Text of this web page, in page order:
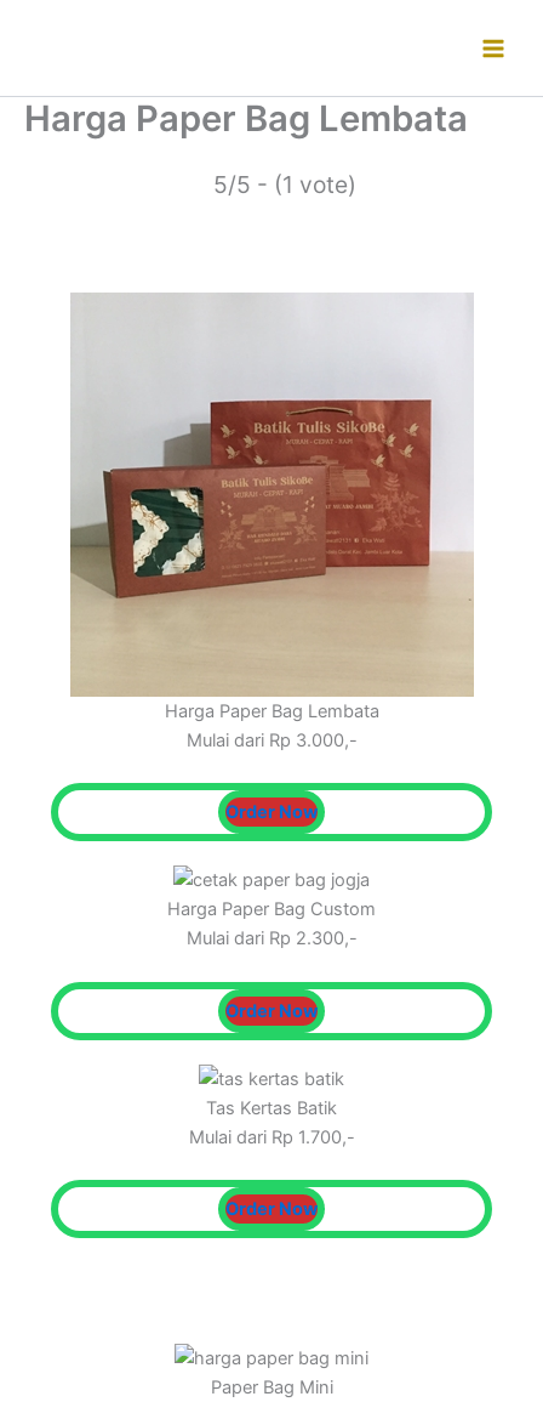
Harga Paper Bag Lembata
5/5 - (1 vote)
Harga Paper Bag Lembata
Mulai dari Rp 3.000,-
Order Now
Harga Paper Bag Custom
Mulai dari Rp 2.300,-
Order Now
Tas Kertas Batik
Mulai dari Rp 1.700,-
Order Now
Paper Bag Mini